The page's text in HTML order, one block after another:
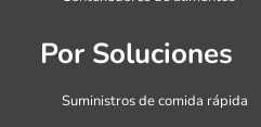
Por Soluciones
Suministros de comida rápida